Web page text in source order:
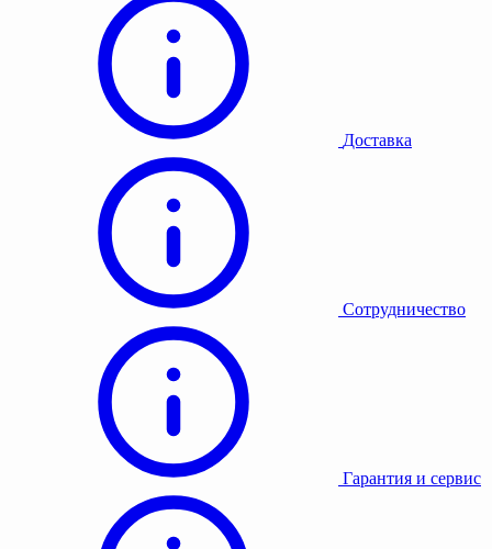
Доставка
Сотрудничество
Гарантия и сервис